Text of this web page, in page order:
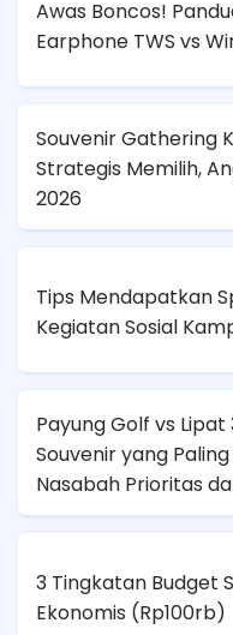
Awas Boncos!
Earphone TWS vs
Souvenir Gathering
Strategis Memilih,
2026
Tips Mendapatkan
Kegiatan Sosial
Payung Golf vs Lipat
Souvenir yang
Nasabah Prioritas
Lapangan?
3 Tingkatan Budget
Ekonomis (Rp100rb)